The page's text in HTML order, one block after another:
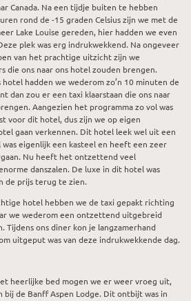
Canada. Na een tijdje buiten te hebben
rond de -15 graden Celsius zijn we met de
Lake Louise gereden, hier hadden we even
plek was erg indrukwekkend. Na ongeveer
van het prachtige uitzicht zijn we
die ons naar ons hotel zouden brengen.
hotel hadden we wederom zo’n 10 minuten de
dan zou er een taxi klaarstaan die ons naar
Aangezien het programma zo vol was
voor dit hotel, dus zijn we op eigen
gaan verkennen. Dit hotel leek wel uit een
eigenlijk een kasteel en heeft een zeer
Nu heeft het ontzettend veel
danszalen. De luxe in dit hotel was
de prijs terug te zien.
hotel hebben we de taxi gepakt richting
we wederom een ontzettend uitgebreid
Tijdens ons diner kon je langzamerhand
uitgeput was van deze indrukwekkende dag.
heerlijke bed mogen we er weer vroeg uit,
de Banff Aspen Lodge. Dit ontbijt was in